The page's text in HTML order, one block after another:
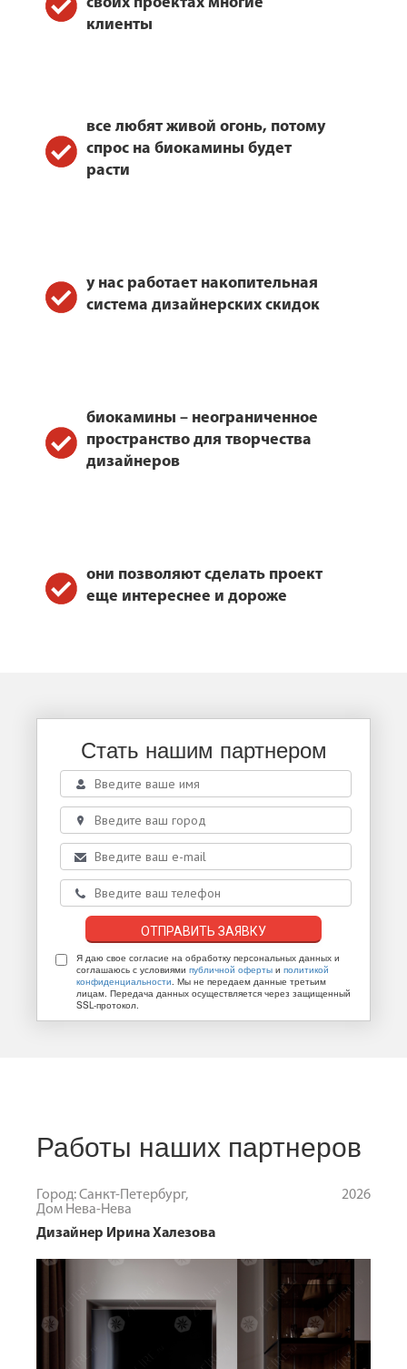
клиенты
все любят живой огонь, потому
спрос на биокамины будет
расти
у нас работает накопительная
система дизайнерских скидок
биокамины – неограниченное
пространство для творчества
дизайнеров
они позволяют сделать проект
еще интереснее и дороже
Стать нашим партнером
Я даю свое согласие на обработку персональных данных и
соглашаюсь с условиями публичной оферты и политикой
конфиденциальности. Мы не передаем данные третьим
лицам. Передача данных осуществляется через защищенный
SSL-протокол.
Работы наших партнеров
Город: Санкт-Петербург,
Дом Нева-Нева
2026
Дизайнер Ирина Халезова